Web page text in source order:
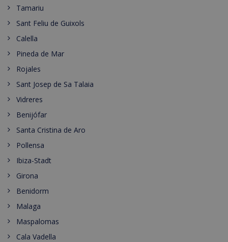
Tamariu
Sant Feliu de Guixols
Calella
Pineda de Mar
Rojales
Sant Josep de Sa Talaia
Vidreres
Benijófar
Santa Cristina de Aro
Pollensa
Ibiza-Stadt
Girona
Benidorm
Malaga
Maspalomas
Cala Vadella